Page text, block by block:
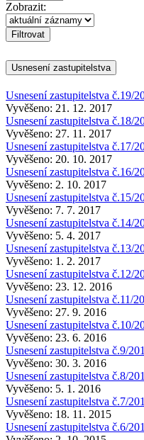
Zobrazit:
Usnesení zastupitelstva
Usnesení zastupitelstva č.19/
Vyvěšeno: 21. 12. 2017
Usnesení zastupitelstva č.18/
Vyvěšeno: 27. 11. 2017
Usnesení zastupitelstva č.17/
Vyvěšeno: 20. 10. 2017
Usnesení zastupitelstva č.16/
Vyvěšeno: 2. 10. 2017
Usnesení zastupitelstva č.15/
Vyvěšeno: 7. 7. 2017
Usnesení zastupitelstva č.14/
Vyvěšeno: 5. 4. 2017
Usnesení zastupitelstva č.13/
Vyvěšeno: 1. 2. 2017
Usnesení zastupitelstva č.12/
Vyvěšeno: 23. 12. 2016
Usnesení zastupitelstva č.11/
Vyvěšeno: 27. 9. 2016
Usnesení zastupitelstva č.10/
Vyvěšeno: 23. 6. 2016
Usnesení zastupitelstva č.9/
Vyvěšeno: 30. 3. 2016
Usnesení zastupitelstva č.8/
Vyvěšeno: 5. 1. 2016
Usnesení zastupitelstva č.7/
Vyvěšeno: 18. 11. 2015
Usnesení zastupitelstva č.6/